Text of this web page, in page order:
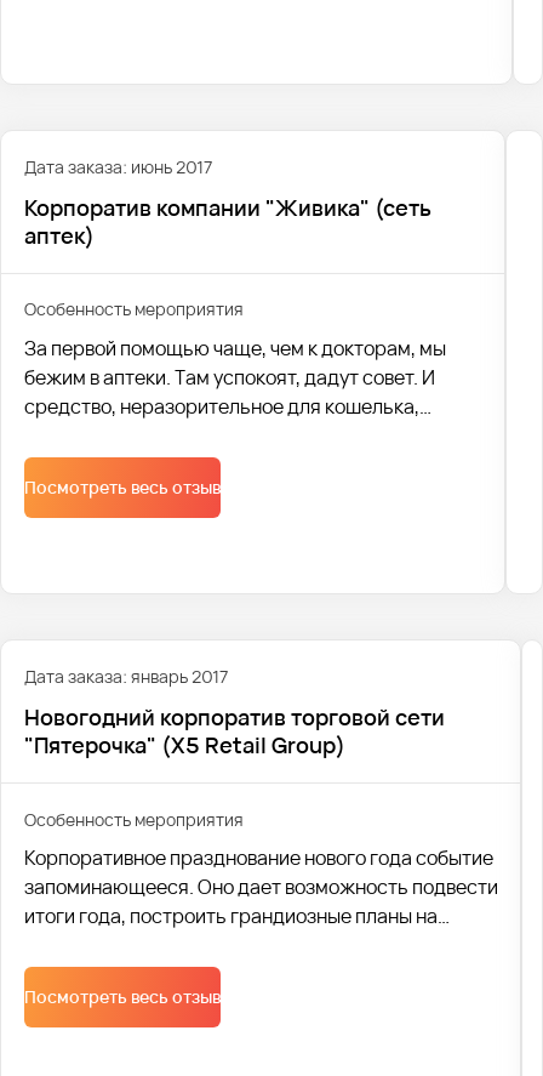
Дата заказа: июнь 2017
Корпоратив компании "Живика" (сеть
аптек)
Особенность мероприятия
За первой помощью чаще, чем к докторам, мы
бежим в аптеки. Там успокоят, дадут совет. И
средство, неразорительное для кошелька,
крупнейшая региональная аптечная сеть
«Живика». А это, согласитесь, срок!
Посмотреть весь отзыв
Дата заказа: январь 2017
Новогодний корпоратив торговой сети
"Пятерочка" (X5 Retail Group)
Особенность мероприятия
Корпоративное празднование нового года событие
запоминающееся. Оно дает возможность подвести
итоги года, построить грандиозные планы на
Поэтому профессиональная транспортная
логистика, один из основных элементов удачного
праздника. Компания Автобус1 помогла
Посмотреть весь отзыв